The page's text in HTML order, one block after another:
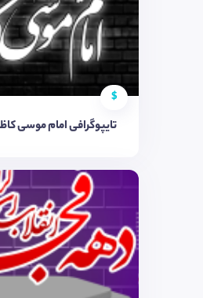
$
تایپوگرافی امام موسی